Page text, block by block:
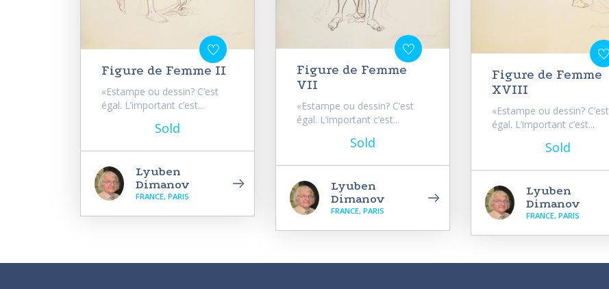
Figure de Femme II
«Estampe ou dessin? C’est
égal. L’important c’est...
Sold
Lyuben
Dimanov
FRANCE, PARIS
Figure de Femme
VII
«Estampe ou dessin? C’est
égal. L’important c’est...
Sold
Lyuben
Dimanov
FRANCE, PARIS
Figure de Femme
XVIII
«Estampe ou dessin? C’est
égal. L’important c’est...
Sold
Lyuben
Dimanov
FRANCE, PARIS